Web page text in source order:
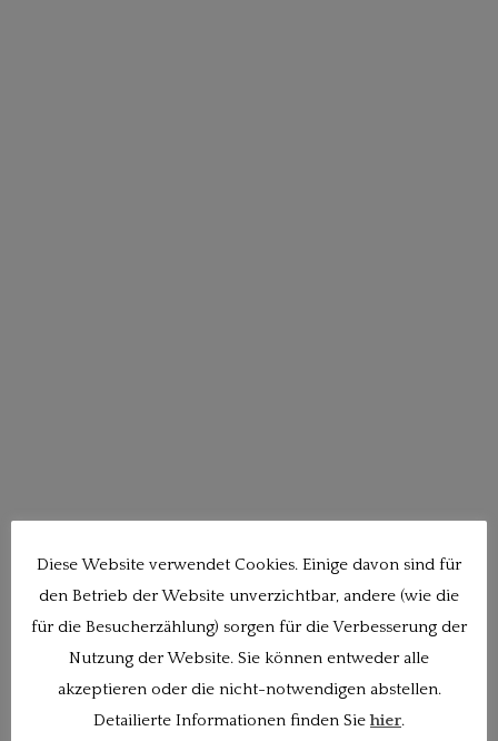
Diese Website verwendet Cookies. Einige davon sind für
den Betrieb der Website unverzichtbar, andere (wie die
für die Besucherzählung) sorgen für die Verbesserung der
Nutzung der Website. Sie können entweder alle
akzeptieren oder die nicht-notwendigen abstellen.
Detailierte Informationen finden Siehier.